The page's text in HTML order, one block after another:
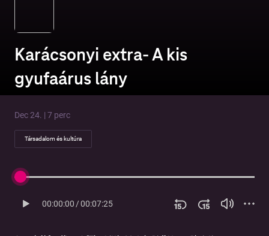
Karácsonyi extra- A kis
gyufaárus lány
Dec 24. | 7 perc
Társadalom és kultúra
00:00:00/00:07:25